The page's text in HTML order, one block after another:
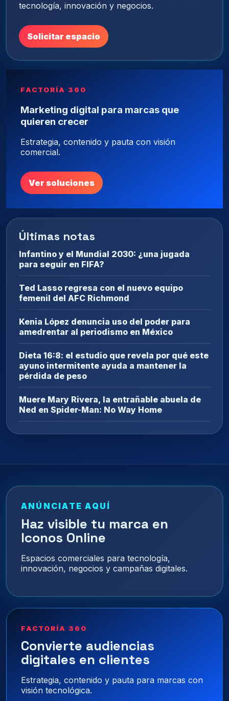
tecnología, innovación y negocios.
Solicitar espacio
FACTORÍA 360
Marketing digital para marcas que
quieren crecer
Estrategia, contenido y pauta con visión
comercial.
Ver soluciones
Últimas notas
Infantino y el Mundial 2030: ¿una jugada
para seguir en FIFA?
Ted Lasso regresa con el nuevo equipo
femenil del AFC Richmond
Kenia López denuncia uso del poder para
amedrentar al periodismo en México
Dieta 16:8: el estudio que revela por qué este
ayuno intermitente ayuda a mantener la
pérdida de peso
Muere Mary Rivera, la entrañable abuela de
Ned en Spider-Man: No Way Home
ANÚNCIATE AQUÍ
Haz visible tu marca en
Iconos Online
Espacios comerciales para tecnología,
innovación, negocios y campañas digitales.
FACTORÍA 360
Convierte audiencias
digitales en clientes
Estrategia, contenido y pauta para marcas con
visión tecnológica.